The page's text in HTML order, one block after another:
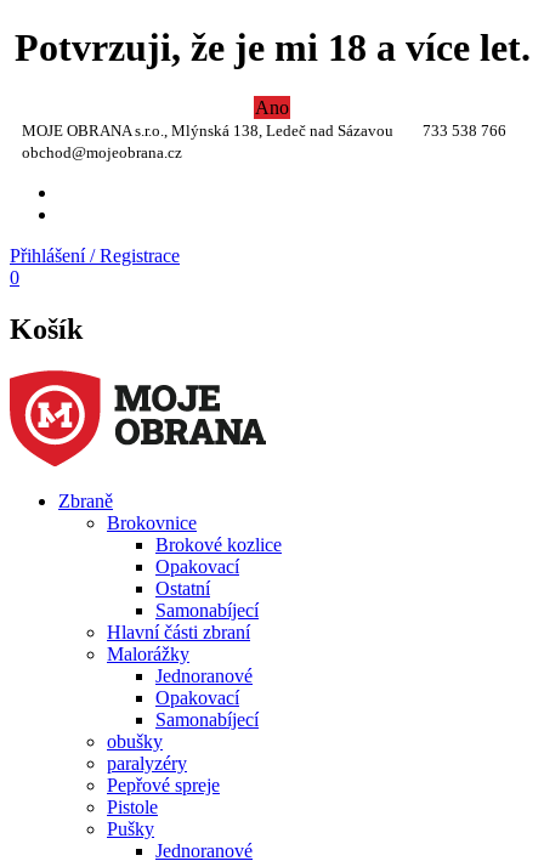
Potvrzuji, že je mi 18 a více let.
Ano
MOJE OBRANA s.r.o., Mlýnská 138, Ledeč nad Sázavou
733 538 766
obchod@mojeobrana.cz
Přihlášení / Registrace
0
Košík
Zbraně
Brokovnice
Brokové kozlice
Opakovací
Ostatní
Samonabíjecí
Hlavní části zbraní
Malorážky
Jednoranové
Opakovací
Samonabíjecí
obušky
paralyzéry
Pepřové spreje
Pistole
Pušky
Jednoranové